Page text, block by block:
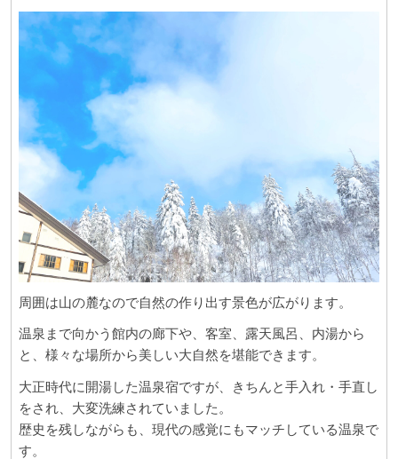
周囲は山の麓なので自然の作り出す景色が広がります。
温泉まで向かう館内の廊下や、客室、露天風呂、内湯から
と、様々な場所から美しい大自然を堪能できます。
大正時代に開湯した温泉宿ですが、きちんと手入れ・手直し
をされ、大変洗練されていました。
歴史を残しながらも、現代の感覚にもマッチしている温泉で
す。